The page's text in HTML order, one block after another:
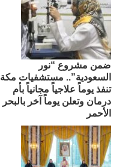
ضمن مشروع “نور
السعودية”.. مستشفيات مكة
تنفذ يوماً علاجياً مجانياً بأم
درمان وتعلن يوماً آخر بالبحر
الأحمر